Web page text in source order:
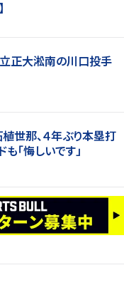
正大淞南の川口投手
世那、４年ぶり本塁打
「悔しいです」